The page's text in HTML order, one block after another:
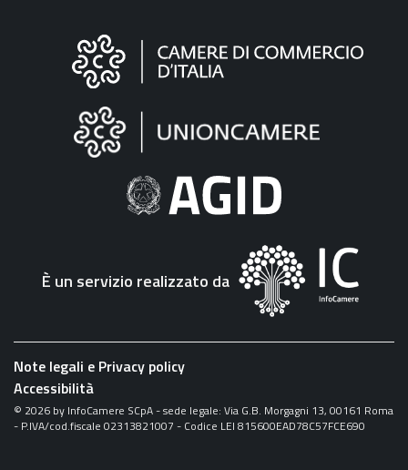
Informazioni
"Fattura
Elettronica"
È un servizio realizzato da
Note legali e Privacy policy
Accessibilità
© 2026 by InfoCamere SCpA - sede legale: Via G.B. Morgagni 13, 00161 Roma
- P.IVA/cod.fiscale 02313821007 - Codice LEI 815600EAD78C57FCE690